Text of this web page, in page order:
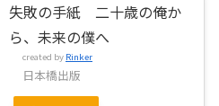
失敗の手紙 二十歳の俺か
ら、未来の僕へ
created by Rinker
日本橋出版